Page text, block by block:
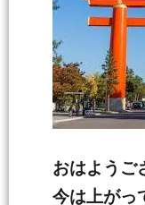
おはようご
今は上がっ